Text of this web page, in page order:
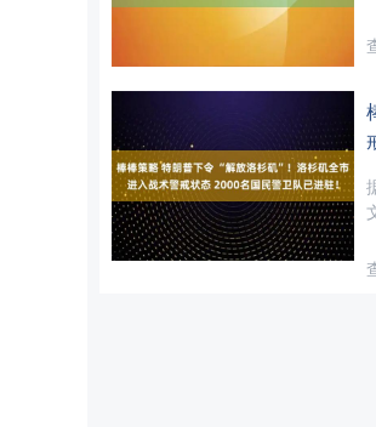
深证成指 14110.12